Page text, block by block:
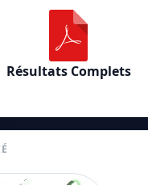
Résultats Complets